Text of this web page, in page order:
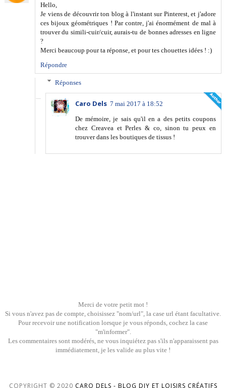
Hello,
Je viens de découvrir ton blog à l'instant sur Pinterest, et j'adore
ces bijoux géométriques ! Par contre, j'ai énormément de mal à
trouver du simili-cuir/cuir, aurais-tu de bonnes adresses en ligne
?
Merci beaucoup pour ta réponse, et pour tes chouettes idées ! :)
Répondre
Réponses
Caro Dels 7 mai 2017 à 18:52
De mémoire, je sais qu'il en a des petits coupons
chez Creavea et Perles & co, sinon tu peux en
trouver dans les boutiques de tissus !
Merci de votre petit mot !
Si vous n'avez pas de compte, choisissez "nom/url", la case url étant facultative.
Pour recevoir une notification lorsque je vous réponds, cochez la case
"m'informer".
Les commentaires sont modérés, ne vous inquiétez pas s'ils n'apparaissent pas
immédiatement, je les valide au plus vite !
COPYRIGHT © 2020 CARO DELS - BLOG DIY ET LOISIRS CRÉATIFS